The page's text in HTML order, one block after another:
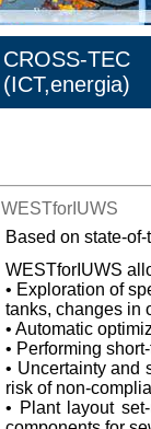
CROSS-TEC
(ICT,energia)
WESTforIUWS
Based on state-
WESTforIUWS
• Exploration of
tanks, changes in
• Automatic
• Performing
• Uncertainty and
risk of non-
• Plant layout